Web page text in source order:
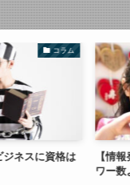
コラム
ネスに資格は
【情
ワー数